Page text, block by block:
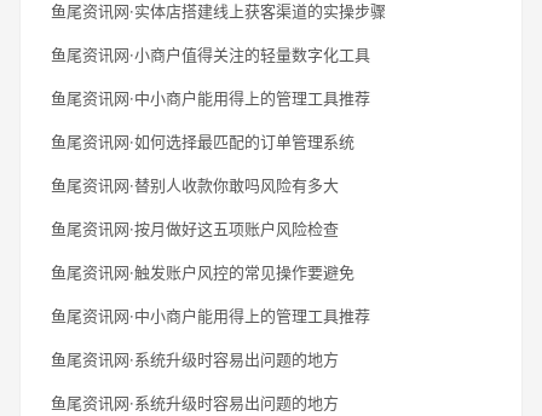
鱼尾资讯网·实体店搭建线上获客渠道的实操步骤
鱼尾资讯网·小商户值得关注的轻量数字化工具
鱼尾资讯网·中小商户能用得上的管理工具推荐
鱼尾资讯网·如何选择最匹配的订单管理系统
鱼尾资讯网·替别人收款你敢吗风险有多大
鱼尾资讯网·按月做好这五项账户风险检查
鱼尾资讯网·触发账户风控的常见操作要避免
鱼尾资讯网·中小商户能用得上的管理工具推荐
鱼尾资讯网·系统升级时容易出问题的地方
鱼尾资讯网·系统升级时容易出问题的地方